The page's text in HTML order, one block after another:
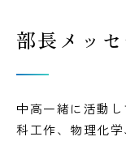
部長メッ
中高一緒に活動
科工作、物理化